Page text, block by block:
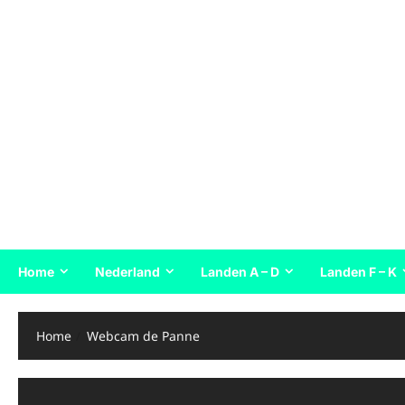
Home Nederland Landen A – D Landen F – K
Home Webcam de Panne